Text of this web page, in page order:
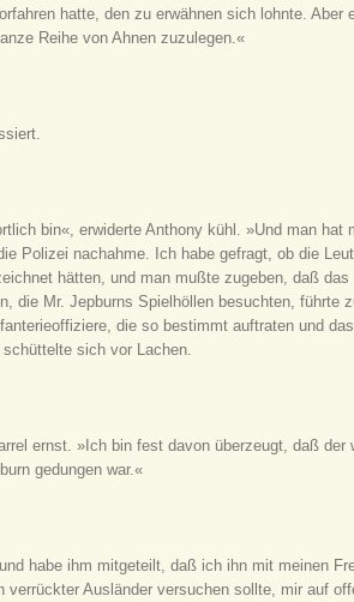
hatte, den zu erwähnen sich lohnte. Aber
Reihe von Ahnen zuzulegen.«
bin«, erwiderte Anthony kühl. »Und man hat
Polizei nachahme. Ich habe gefragt, ob die
hätten, und man mußte zugeben, daß das
die Mr. Jepburns Spielhöllen besuchten, führte
die so bestimmt auftraten und
sich vor Lachen.
ernst. »Ich bin fest davon überzeugt, daß der
gedungen war.«
habe ihm mitgeteilt, daß ich ihn mit meinen
verrückter Ausländer versuchen sollte, mir auf